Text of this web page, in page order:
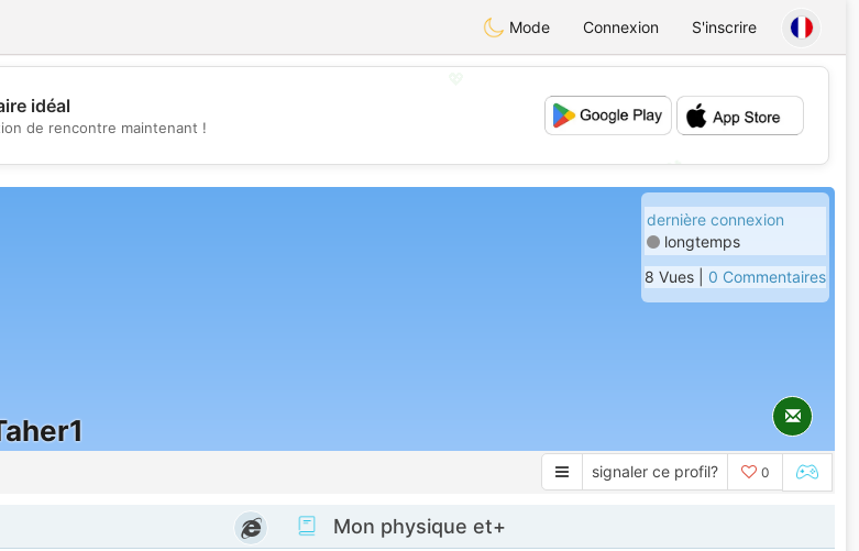
Mode Connexion S'inscrire
💕
idéal
de rencontre maintenant !
dernière connexion
longtemps
8 Vues | 0 Commentaires
signaler ce profil? 0
Mon physique et+